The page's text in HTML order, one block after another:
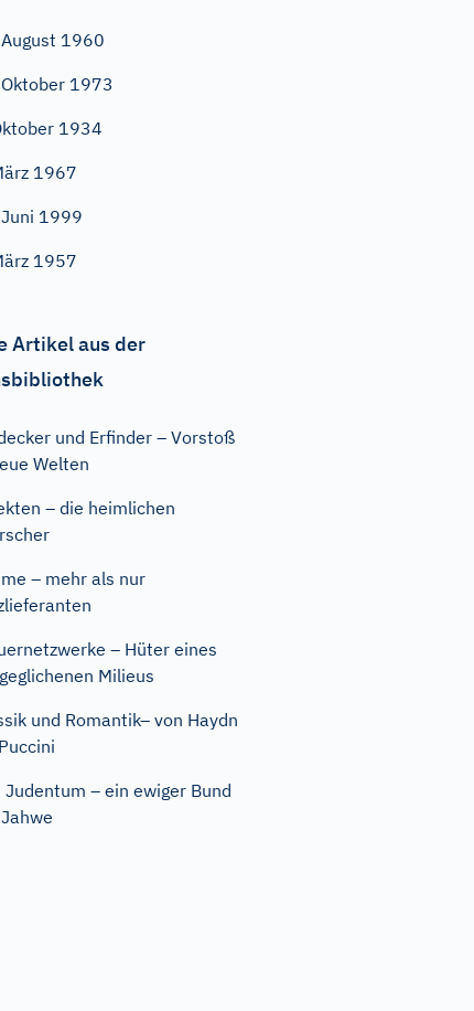
1960
1973
1934
1967
1999
1957
Artikel aus der
und Erfinder – Vorstoß
Welten
– die heimlichen
– mehr als nur
– Hüter eines
Milieus
und Romantik– von Haydn
Judentum – ein ewiger Bund